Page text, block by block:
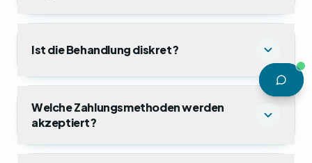
Ist die Behandlung diskret?
Welche Zahlungsmethoden werden
akzeptiert?